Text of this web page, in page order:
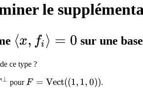
le
\langle
x, f_i
\rangle
= 0
⟨x, fi ⟩ = 0 sur une
ce type ?
⊥ pourF =
F = Vect((1, 1, 0)).